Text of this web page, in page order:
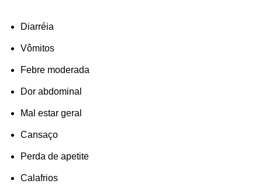
Diarréia
Vômitos
Febre moderada
Dor abdominal
Mal estar geral
Cansaço
Perda de apetite
Calafrios